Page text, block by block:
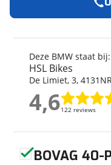
Merk
Model
Kenteken
Kilometerstand
Bouwjaar
Categorie
Geschikt voor
Deze BMW staat bij:
HSL Bikes
De Limiet, 3,
4,6122 reviews
4,6
BOVAG